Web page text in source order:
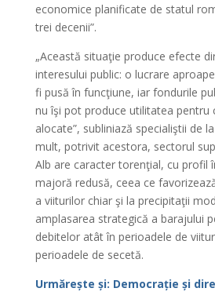
economice planificate de statul
trei decenii”.
„Această situaţie produce efecte
interesului public: o lucrare
fi pusă în funcţiune, iar fondurile
nu îşi pot produce utilitatea pentru
alocate”, subliniază specialiştii de
mult, potrivit acestora, sectorul
Alb are caracter torenţial, cu profil
majoră redusă, ceea ce
a viiturilor chiar şi la precipitaţii
amplasarea strategică a barajului
debitelor atât în perioadele de
perioadele de secetă.
Urmărește și: Democrație și